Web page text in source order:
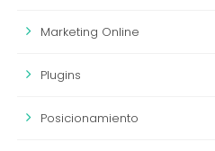
Marketing Online
Plugins
Posicionamiento